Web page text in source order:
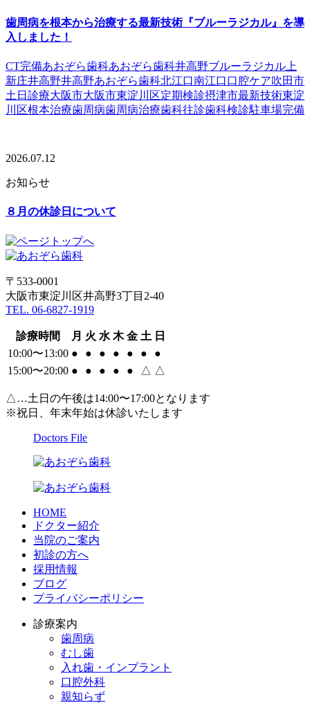
歯周病を根本から治療する最新技術『ブルーラジカル』を導
入しました！
CT完備あおぞら歯科あおぞら歯科井高野ブルーラジカル 上
新庄井高野井高野あおぞら歯科北江口南江口口腔ケア吹田市
土日診療大阪市大阪市東淀川区定期検診摂津市最新技術東淀
川区根本治療歯周病歯周病治療歯科往診歯科検診駐車場完備
2026.07.12
お知らせ
８月の休診日について
〒533-0001
大阪市東淀川区井高野3丁目2-40
TEL. 06-6827-1919
診療時間 月 火 水 木 金 土 日
10:00〜13:00 ● ● ● ● ● ●
●
15:00〜20:00 ● ● ● ● ● △ △
△…土日の午後は14:00〜17:00となります
※祝日、年末年始は休診いたします
Doctors File
HOME
ドクター紹介
当院のご案内
初診の方へ
採用情報
ブログ
プライバシーポリシー
診療案内
歯周病
むし歯
入れ歯・インプラント
口腔外科
親知らず